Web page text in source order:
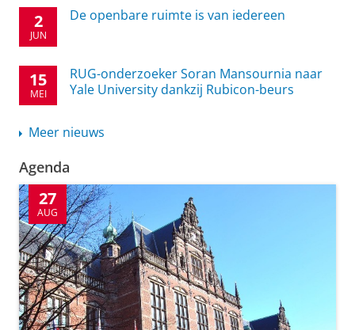
2
JUN
De openbare ruimte is van iedereen
15
MEI
RUG-onderzoeker Soran Mansournia naar
Yale University dankzij Rubicon-beurs
Meer nieuws
Agenda
27
AUG